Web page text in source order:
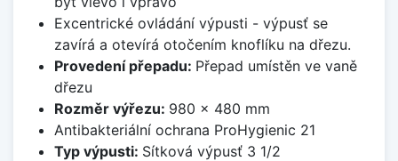
Excentrické ovládání výpusti - výpusť se
zavírá a otevírá otočením knoflíku na dřezu.
Provedení přepadu: Přepad umístěn ve vaně
dřezu
Rozměr výřezu: 980 x 480 mm
Antibakteriální ochrana ProHygienic 21
Typ výpusti: Sítková výpusť 3 1/2